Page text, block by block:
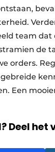
team
de
orders.
Een
Deel het